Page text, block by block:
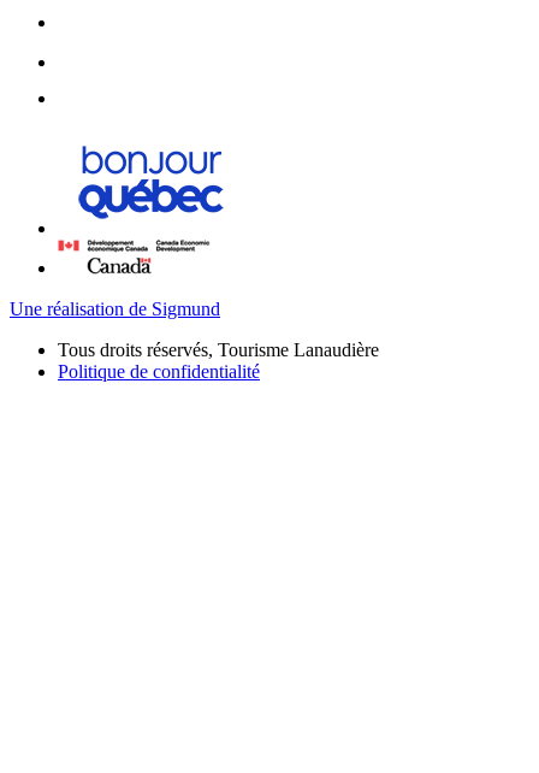
Une réalisation de Sigmund
Tous droits réservés, Tourisme Lanaudière
Politique de confidentialité